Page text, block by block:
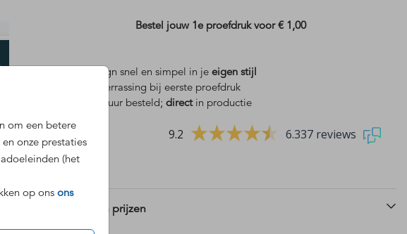
om een betere
onze prestaties
(het
op ons ons
Bestel jouw 1e proefdruk voor€ 1,00
Dit design snel en simpel in je eigen stijl
verrassing bij eerste proefdruk
Voor 18 uur besteld; directin productie
9.2 6.337 reviews
Formaten en prijzen